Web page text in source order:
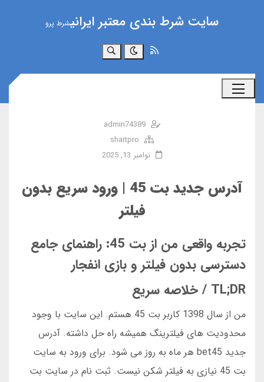
سایت شرط بندی معتبر ایرانیشرط پرو
جستجو
admin74389
shartpro
نوامبر 13, 2025
آدرس جدید بت 45 | ورود سریع بدون
فیلتر
تجربه واقعی من از بت 45: راهنمای جامع
دسترسی بدون فیلتر و بازی انفجار
TL;DR / خلاصه سریع
من از سال 1398 کاربر بت 45 هستم. این سایت با وجود
محدودیت های فیلترینگ همیشه راه حل داشته. آدرس
جدید bet45 هر ماه به روز می شود. برای ورود به سایت
بت 45 نیازی به فیلتر شکن نیست. ثبت نام در سایت بت